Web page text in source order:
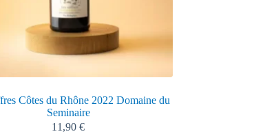
Côtes du Rhône 2022 Domaine du
Seminaire
11,90€